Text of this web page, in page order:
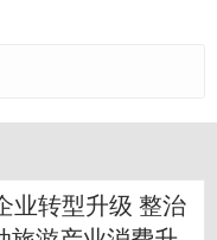
业转型升级 整治